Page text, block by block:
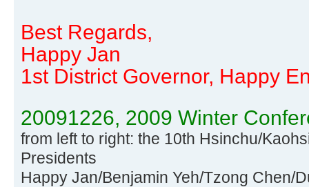
Best Regards,
Happy Jan
1st District Governor, Happy
20091226, 2009 Winter
from left to right: the 10th Hsinchu/
Presidents
Happy Jan/Benjamin Yeh/Tzong Chen/